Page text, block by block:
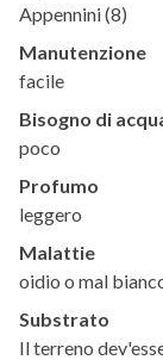
Appennini (8)
Manutenzione
facile
Bisogno di
poco
Profumo
leggero
Malattie
oidio o mal
Substrato
Il terreno